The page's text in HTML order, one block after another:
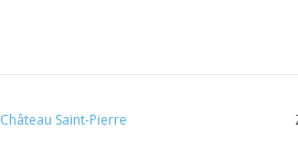
Château Saint-Pierre